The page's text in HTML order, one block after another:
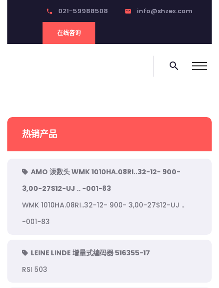
phone 021-59988508 email info@shzex.com
在线咨询
search
热销产品
AMO 读数头 WMK 1010HA.08RI..32-12- 900-
3,00-27S12-UJ .. -001-83
WMK 1010HA.08RI..32-12- 900- 3,00-27S12-UJ ..
-001-83
LEINE LINDE 增量式编码器 516355-17
RSI 503